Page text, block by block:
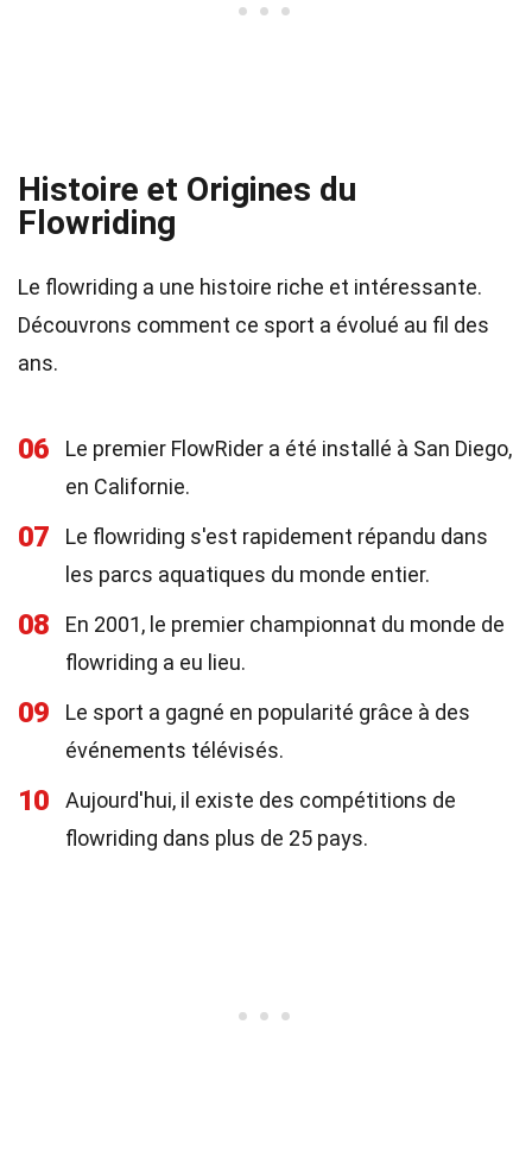
Histoire et Origines du
Flowriding
Le flowriding a une histoire riche et intéressante.
Découvrons comment ce sport a évolué au fil des
ans.
06
Le premier FlowRider a été installé à San Diego,
en Californie.
07
Le flowriding s'est rapidement répandu dans
les parcs aquatiques du monde entier.
08
En 2001, le premier championnat du monde de
flowriding a eu lieu.
09
Le sport a gagné en popularité grâce à des
événements télévisés.
10
Aujourd'hui, il existe des compétitions de
flowriding dans plus de 25 pays.